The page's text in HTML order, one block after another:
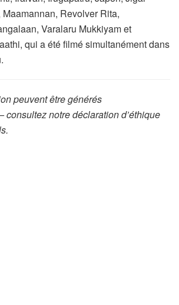
Revolver Rita,
Varalaru Mukkiyam et
qui a été filmé simultanément dans
peuvent être générés
consultez notre déclaration d’éthique